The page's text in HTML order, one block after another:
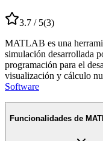
3.7 / 5(3)
MATLAB es una
simulación desarrollada
programación para el
visualización y cálculo
Software
Funcionalidades de